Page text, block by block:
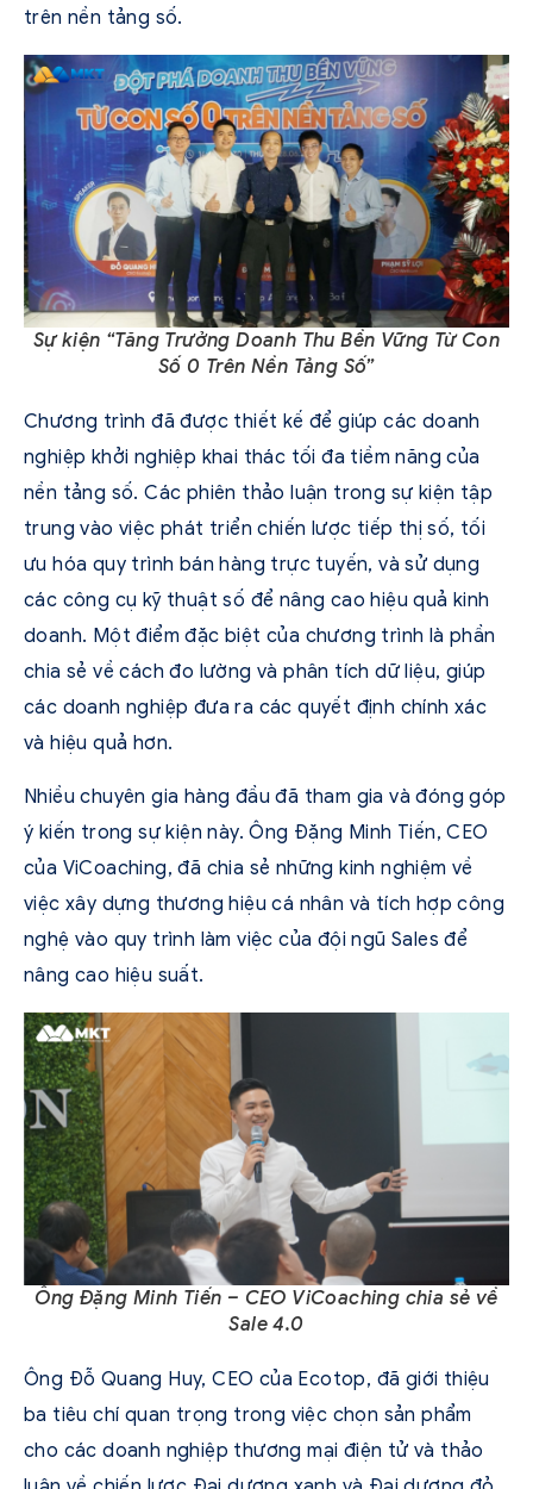
trên nền tảng số.
Sự kiện “Tăng Trưởng Doanh Thu Bền Vững Từ Con
Số 0 Trên Nền Tảng Số”
Chương trình đã được thiết kế để giúp các doanh
nghiệp khởi nghiệp khai thác tối đa tiềm năng của
nền tảng số. Các phiên thảo luận trong sự kiện tập
trung vào việc phát triển chiến lược tiếp thị số, tối
ưu hóa quy trình bán hàng trực tuyến, và sử dụng
các công cụ kỹ thuật số để nâng cao hiệu quả kinh
doanh. Một điểm đặc biệt của chương trình là phần
chia sẻ về cách đo lường và phân tích dữ liệu, giúp
các doanh nghiệp đưa ra các quyết định chính xác
và hiệu quả hơn.
Nhiều chuyên gia hàng đầu đã tham gia và đóng góp
ý kiến trong sự kiện này. Ông Đặng Minh Tiến, CEO
của ViCoaching, đã chia sẻ những kinh nghiệm về
việc xây dựng thương hiệu cá nhân và tích hợp công
nghệ vào quy trình làm việc của đội ngũ Sales để
nâng cao hiệu suất.
Ông Đặng Minh Tiến – CEO ViCoaching chia sẻ về
Sale 4.0
Ông Đỗ Quang Huy, CEO của Ecotop, đã giới thiệu
ba tiêu chí quan trọng trong việc chọn sản phẩm
cho các doanh nghiệp thương mại điện tử và thảo